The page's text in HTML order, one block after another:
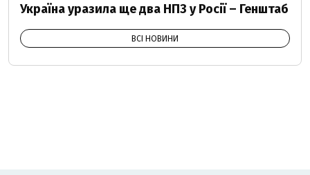
Україна уразила ще два НПЗ у Росії – Генштаб
ВСІ НОВИНИ